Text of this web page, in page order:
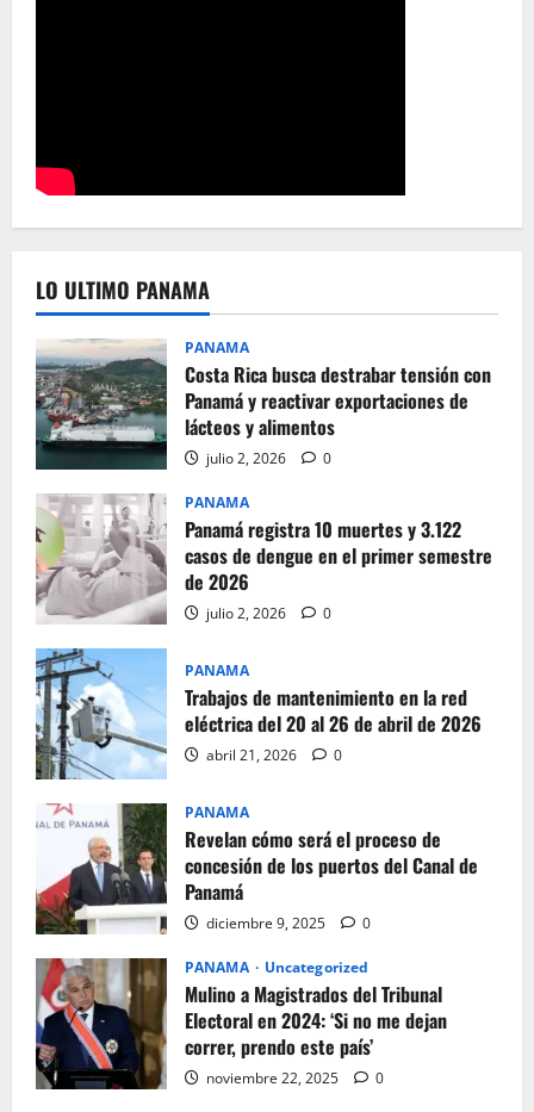
LO ULTIMO PANAMA
PANAMA
Costa Rica busca destrabar tensión con
Panamá y reactivar exportaciones de
lácteos y alimentos
julio 2, 2026 0
PANAMA
Panamá registra 10 muertes y 3.122
casos de dengue en el primer semestre
de 2026
julio 2, 2026 0
PANAMA
Trabajos de mantenimiento en la red
eléctrica del 20 al 26 de abril de 2026
abril 21, 2026 0
PANAMA
Revelan cómo será el proceso de
concesión de los puertos del Canal de
Panamá
diciembre 9, 2025 0
PANAMA Uncategorized
Mulino a Magistrados del Tribunal
Electoral en 2024: ‘Si no me dejan
correr, prendo este país’
noviembre 22, 2025 0